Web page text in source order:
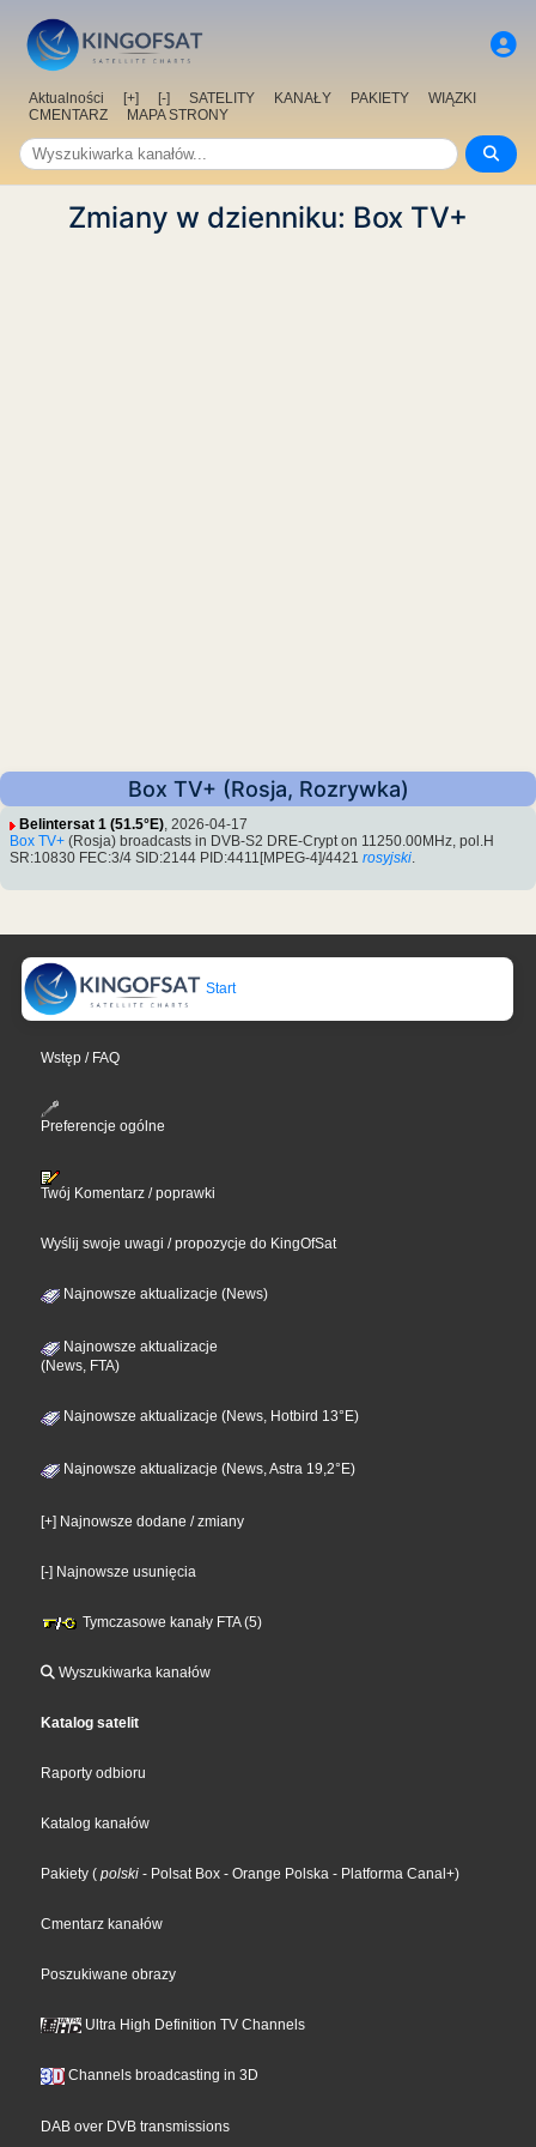
Aktualności [+] [-] SATELITY KANAŁY PAKIETY
WIĄZKI
CMENTARZ
MAPA STRONY
Zmiany w dzienniku: Box TV+
Box TV+ (Rosja, Rozrywka)
Belintersat 1 (51.5°E), 2026-04-17
Box TV+ (Rosja) broadcasts in DVB-S2 DRE-Crypt on 11250.00MHz, pol.H
SR:10830 FEC:3/4 SID:2144 PID:4411[MPEG-4]/4421 rosyjski.
Start
Wstęp / FAQ
Preferencje ogólne
Twój Komentarz / poprawki
Wyślij swoje uwagi / propozycje do KingOfSat
Najnowsze aktualizacje (News)
Najnowsze aktualizacje
(News, FTA)
Najnowsze aktualizacje (News, Hotbird 13°E)
Najnowsze aktualizacje (News, Astra 19,2°E)
[+] Najnowsze dodane / zmiany
[-] Najnowsze usunięcia
Tymczasowe kanały FTA (5)
Wyszukiwarka kanałów
Katalog satelit
Raporty odbioru
Katalog kanałów
Pakiety ( polski - Polsat Box - Orange Polska - Platforma Canal+)
Cmentarz kanałów
Poszukiwane obrazy
Ultra High Definition TV Channels
Channels broadcasting in 3D
DAB over DVB transmissions